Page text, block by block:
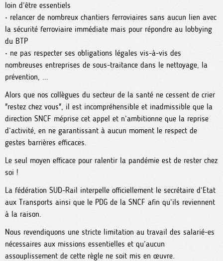
loin d’être essentiels
• relancer de nombreux chantiers ferroviaires sans aucun lien avec
la sécurité ferroviaire immédiate mais pour répondre au lobbying
du BTP
• ne pas respecter ses obligations légales vis-à-vis des
nombreuses entreprises de sous-traitance dans le nettoyage, la
prévention, ...
Alors que nos collègues du secteur de la santé ne cessent de crier
"restez chez vous", il est incompréhensible et inadmissible que la
direction SNCF méprise cet appel et n’ambitionne que la reprise
d’activité, en ne garantissant à aucun moment le respect de
gestes barrières efficaces.
Le seul moyen efficace pour ralentir la pandémie est de rester chez
soi !
La fédération SUD-Rail interpelle officiellement le secrétaire d’Etat
aux Transports ainsi que le PDG de la SNCF afin qu’ils reviennent
à la raison.
Nous revendiquons une stricte limitation au travail des salarié-es
nécessaires aux missions essentielles et qu’aucun
assouplissement de cette règle ne soit mis en œuvre.